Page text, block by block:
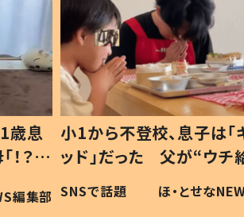
歳息
？」
編集部
小1から不登校、息子は「
ッド」だった 父が“ウチ
作り続ける理由とは #令
#令和の子
SNSで話題 ほ・とせな